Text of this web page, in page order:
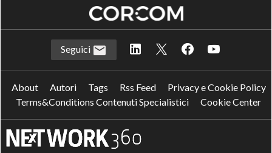
Seguici
About Autori Tags Rss Feed
Privacy e Cookie Policy
Terms&Conditions Contenuti Specialistici
Cookie Center